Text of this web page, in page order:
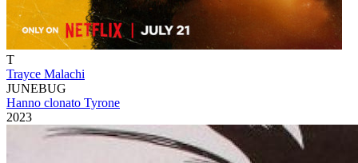
T
Trayce Malachi
JUNEBUG
Hanno clonato Tyrone
2023